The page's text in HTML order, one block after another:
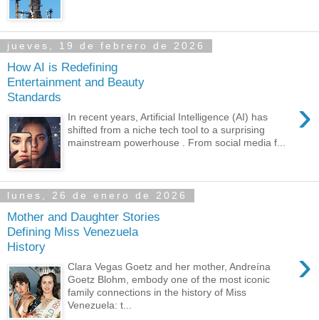
jueves, 19 de febrero de 2026
How AI is Redefining
Entertainment and Beauty
Standards
›
In recent years, Artificial Intelligence (AI) has
shifted from a niche tech tool to a surprising
mainstream powerhouse . From social media f...
lunes, 26 de enero de 2026
Mother and Daughter Stories
Defining Miss Venezuela
History
›
Clara Vegas Goetz and her mother, Andreína
Goetz Blohm, embody one of the most iconic
family connections in the history of Miss
Venezuela: t...